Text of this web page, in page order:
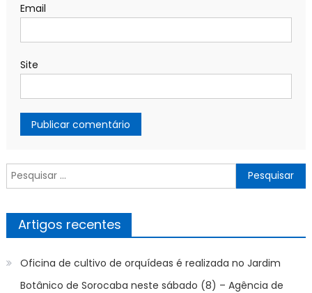
Email
Site
Pesquisar
por:
Artigos recentes
Oficina de cultivo de orquídeas é realizada no Jardim
Botânico de Sorocaba neste sábado (8) – Agência de